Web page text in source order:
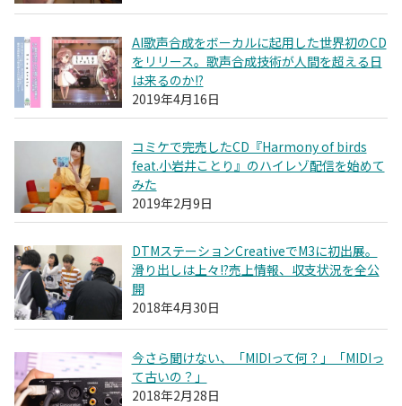
AI歌声合成をボーカルに起用した世界初のCD
をリリース。歌声合成技術が人間を超える日
は来るのか!?
2019年4月16日
コミケで完売したCD『Harmony of birds
feat.小岩井ことり』のハイレゾ配信を始めて
みた
2019年2月9日
DTMステーションCreativeでM3に初出展。
滑り出しは上々!?売上情報、収支状況を全公
開
2018年4月30日
今さら聞けない、「MIDIって何？」「MIDIっ
て古いの？」
2018年2月28日